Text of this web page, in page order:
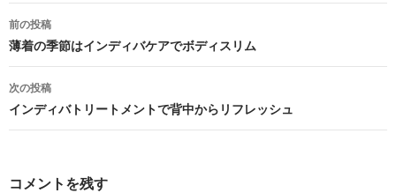
投
稿
ナ
ビ
ゲ
ー
前の投稿
薄着の季節はインディバケアでボディスリム
次の投稿
インディバトリートメントで背中からリフレッシュ
コメントを残す